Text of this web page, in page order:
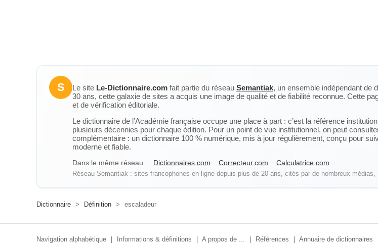
S Le site Le-Dictionnaire.com fait partie du réseau Semantiak, un ensemble indépendant de
30 ans, cette galaxie de sites a acquis une image de qualité et de fiabilité reconnue. Cette
et de vérification éditoriale.
Le dictionnaire de l’Académie française occupe une place à part : c’est la référence
plusieurs décennies pour chaque édition. Pour un point de vue institutionnel, on peut
complémentaire : un dictionnaire 100 % numérique, mis à jour régulièrement, conçu pour
moderne et fiable.
Dans le même réseau : Dictionnaires.com Correcteur.com Calculatrice.com
Réseau Semantiak : sites francophones en ligne depuis plus de 20 ans, cités par de nombreux
Dictionnaire > Définition > escaladeur
Navigation alphabétique Informations & définitions A propos de ... Références Annuaire de dictionnaires